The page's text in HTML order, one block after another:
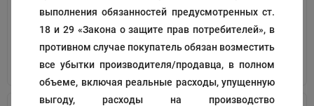
выполнения обязанностей предусмотренных ст.
18 и 29 «Закона о защите прав потребителей», в
противном случае покупатель обязан возместить
все убытки производителя/продавца, в полном
объеме, включая реальные расходы, упущенную
выгоду, расходы на производство
В корзину В корзину